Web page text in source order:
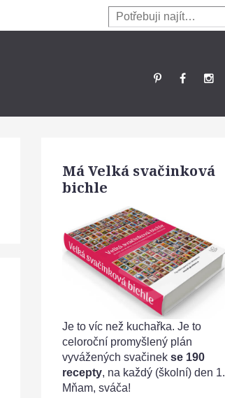
Má Velká svačinková
bichle
Je to víc než kuchařka. Je to
celoroční promyšlený plán
vyvážených svačinek se 190
recepty, na každý (školní) den 1.
Mňam, sváča!